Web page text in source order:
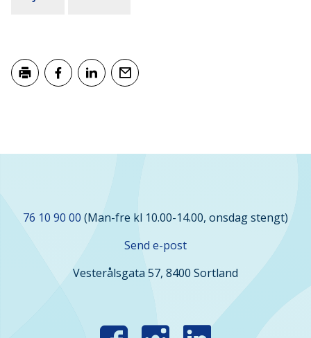
oss
76 10 90 00 (Man-fre kl 10.00-14.00, onsdag stengt)
Send e-post
Vesterålsgata 57, 8400 Sortland